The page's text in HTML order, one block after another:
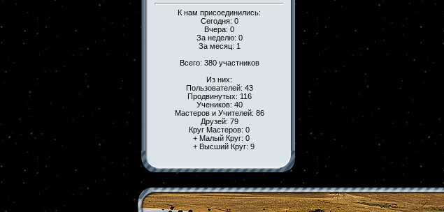
К нам присоединились:
Сегодня: 0
Вчера: 0
За неделю: 0
За месяц: 1
Всего: 380 участников
Из них:
Пользователей: 43
Продвинутых: 116
Учеников: 40
Мастеров и Учителей: 86
Друзей: 79
Круг Мастеров: 0
+ Малый Круг: 0
+ Высший Круг: 9